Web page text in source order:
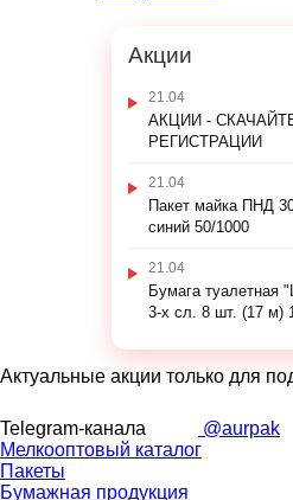
Акции
21.04
АКЦИИ -
РЕГИСТРАЦИИ
21.04
Пакет майка ПНД
синий 50/1000
21.04
Бумага туалетная
3-х сл. 8 шт. (17 м)
Актуальные акции только для
Telegram-канала
@aurpak
Мелкооптовый каталог
Пакеты
Бумажная продукция